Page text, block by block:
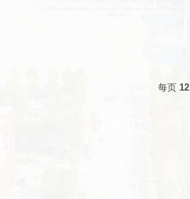
每页 12